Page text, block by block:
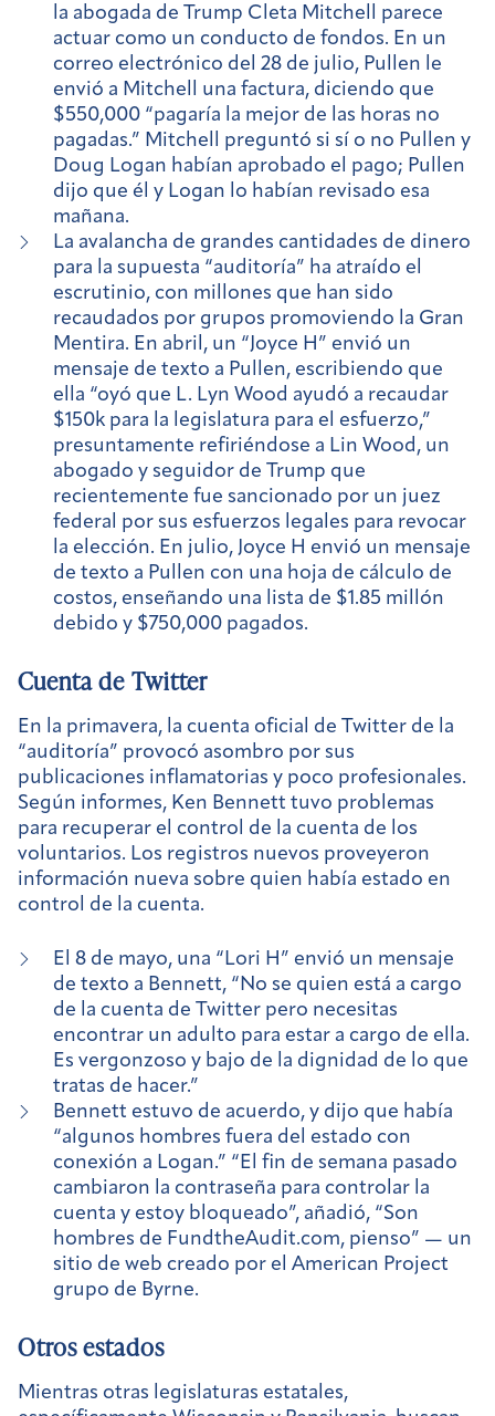
la abogada de Trump Cleta Mitchell parece
actuar como un conducto de fondos. En un
correo electrónico del 28 de julio, Pullen le
envió a Mitchell una factura, diciendo que
$550,000 “pagaría la mejor de las horas no
pagadas.” Mitchell preguntó si sí o no Pullen y
Doug Logan habían aprobado el pago; Pullen
dijo que él y Logan lo habían revisado esa
mañana.
La avalancha de grandes cantidades de dinero
para la supuesta “auditoría” ha atraído el
escrutinio, con millones que han sido
recaudados por grupos promoviendo la Gran
Mentira. En abril, un “Joyce H” envió un
mensaje de texto a Pullen, escribiendo que
ella “oyó que L. Lyn Wood ayudó a recaudar
$150k para la legislatura para el esfuerzo,”
presuntamente refiriéndose a Lin Wood, un
abogado y seguidor de Trump que
recientemente fue sancionado por un juez
federal por sus esfuerzos legales para revocar
la elección. En julio, Joyce H envió un mensaje
de texto a Pullen con una hoja de cálculo de
costos, enseñando una lista de $1.85 millón
debido y $750,000 pagados.
Cuenta de Twitter
En la primavera, la cuenta oficial de Twitter de la
“auditoría” provocó asombro por sus
publicaciones inflamatorias y poco profesionales.
Según informes, Ken Bennett tuvo problemas
para recuperar el control de la cuenta de los
voluntarios. Los registros nuevos proveyeron
información nueva sobre quien había estado en
control de la cuenta.
El 8 de mayo, una “Lori H” envió un mensaje
de texto a Bennett, “No se quien está a cargo
de la cuenta de Twitter pero necesitas
encontrar un adulto para estar a cargo de ella.
Es vergonzoso y bajo de la dignidad de lo que
tratas de hacer.”
Bennett estuvo de acuerdo, y dijo que había
“algunos hombres fuera del estado con
conexión a Logan.” “El fin de semana pasado
cambiaron la contraseña para controlar la
cuenta y estoy bloqueado”, añadió, “Son
hombres de FundtheAudit.com, pienso” — un
sitio de web creado por el American Project
grupo de Byrne.
Otros estados
Mientras otras legislaturas estatales,